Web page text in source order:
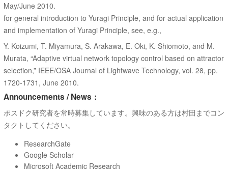
May/June 2010.
for general introduction to Yuragi Principle, and for actual application
and implementation of Yuragi Principle, see, e.g.,
Y. Koizumi, T. Miyamura, S. Arakawa, E. Oki, K. Shiomoto, and M.
Murata, “Adaptive virtual network topology control based on attractor
selection,” IEEE/OSA Journal of Lightwave Technology, vol. 28, pp.
1720-1731, June 2010.
Announcements / News：
ポスドク研究者を常時募集しています。興味のある方は村田までコン
タクトしてください。
ResearchGate
Google Scholar
Microsoft Academic Research